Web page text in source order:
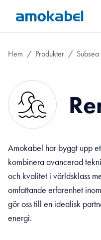
Hem / Produkter / Subsea
Amokabel har byggt upp
kombinera avancerad
och kvalitet i världsklass
omfattande erfarenhet
gör oss till en idealisk
energi.